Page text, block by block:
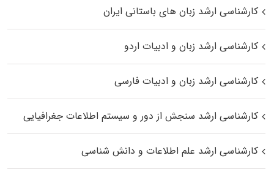
کارشناسی ارشد زبان‌ های باستانی ایران
کارشناسی ارشد زبان و ادبیات اردو
کارشناسی ارشد زبان و ادبیات فارسی
کارشناسی ارشد سنجش از دور و سیستم اطلاعات جغرافیایی
کارشناسی ارشد علم اطلاعات و دانش شناسی